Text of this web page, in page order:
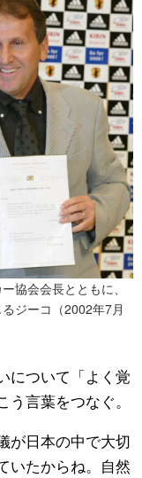
協会会長とともに、
ジーコ（2002年7月
について「よく覚
言葉をつなぐ。
が日本の中で大切
いたからね。自然